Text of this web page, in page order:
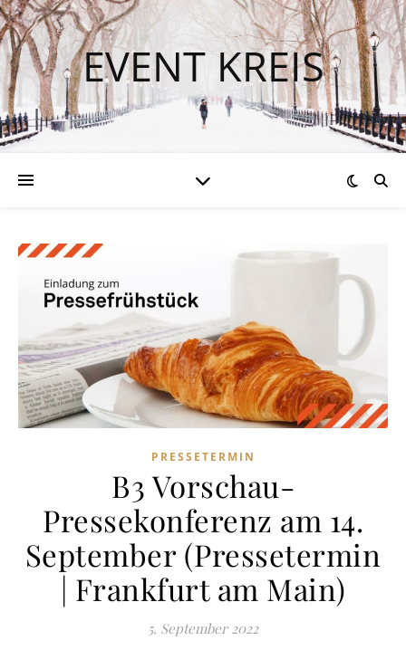
EVENT KREIS
PRESSETERMIN
B3 Vorschau-
Pressekonferenz am 14.
September (Pressetermin
| Frankfurt am Main)
5. September 2022